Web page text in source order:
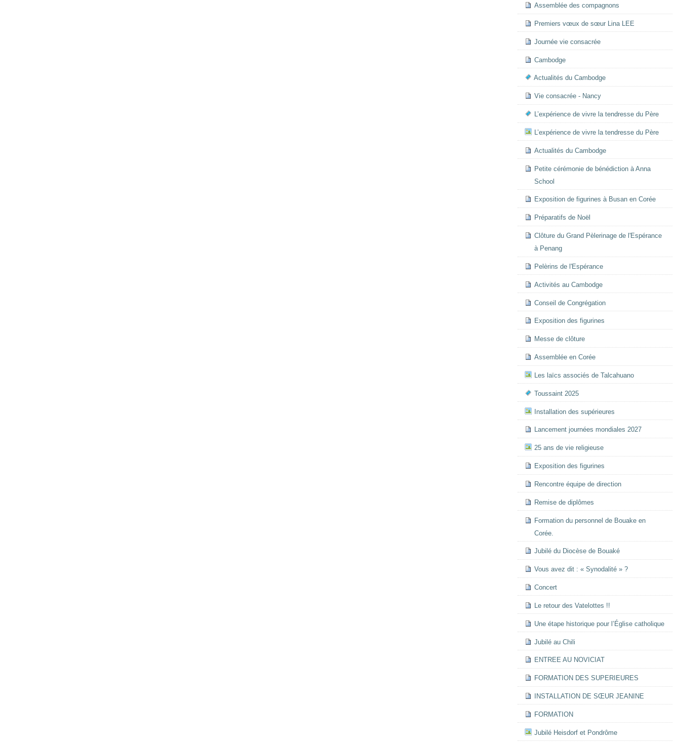
Assemblée des compagnons
Premiers vœux de sœur Lina LEE
Journée vie consacrée
Cambodge
Actualités du Cambodge
Vie consacrée - Nancy
L’expérience de vivre la tendresse du Père
L’expérience de vivre la tendresse du Père
Actualités du Cambodge
Petite cérémonie de bénédiction à Anna
School
Exposition de figurines à Busan en Corée
Préparatifs de Noël
Clôture du Grand Pèlerinage de l'Espérance
à Penang
Pelèrins de l'Espérance
Activités au Cambodge
Conseil de Congrégation
Exposition des figurines
Messe de clôture
Assemblée en Corée
Les laïcs associés de Talcahuano
Toussaint 2025
Installation des supérieures
Lancement journées mondiales 2027
25 ans de vie religieuse
Exposition des figurines
Rencontre équipe de direction
Remise de diplômes
Formation du personnel de Bouake en
Corée.
Jubilé du Diocèse de Bouaké
Vous avez dit : « Synodalité » ?
Concert
Le retour des Vatelottes !!
Une étape historique pour l’Église catholique
Jubilé au Chili
ENTREE AU NOVICIAT
FORMATION DES SUPERIEURES
INSTALLATION DE SŒUR JEANINE
FORMATION
Jubilé Heisdorf et Pondrôme